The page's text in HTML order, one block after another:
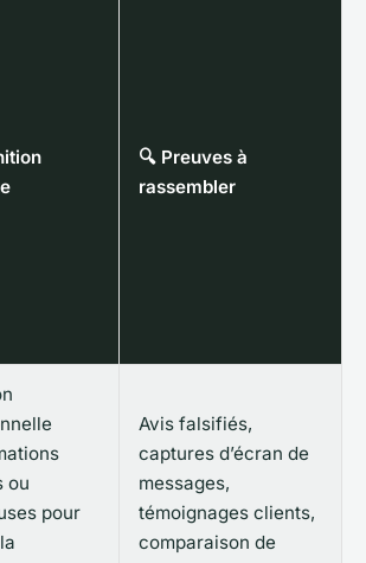
🔍 Preuves à
rassembler
ou
pour
Avis falsifiés,
captures d’écran de
messages,
témoignages clients,
comparaison de